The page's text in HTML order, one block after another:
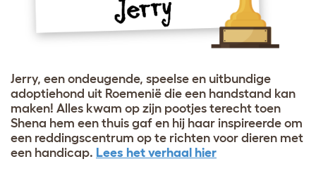
Jerry, een ondeugende, speelse en uitbundige
adoptiehond uit Roemenië die een handstand kan
maken! Alles kwam op zijn pootjes terecht toen
Shena hem een thuis gaf en hij haar inspireerde om
een reddingscentrum op te richten voor dieren met
een handicap. Lees het verhaal hier